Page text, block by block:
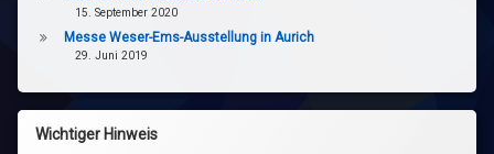
15. September 2020
Messe Weser-Ems-Ausstellung in Aurich
29. Juni 2019
Wichtiger Hinweis